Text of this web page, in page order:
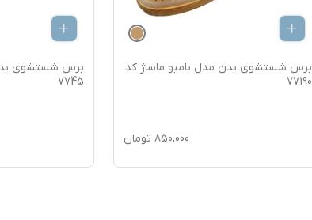
برس شستشوی بدن مدل بامبو ماساژ کد
77190
850,000 تومان
برس شستشوی
7745